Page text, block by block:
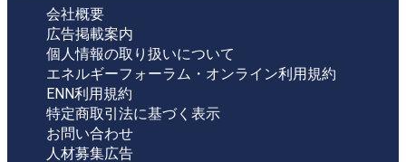
会社概要
広告掲載案内
個人情報の取り扱いについて
エネルギーフォーラム・オンライン利用規約
ENN利用規約
特定商取引法に基づく表示
お問い合わせ
人材募集広告